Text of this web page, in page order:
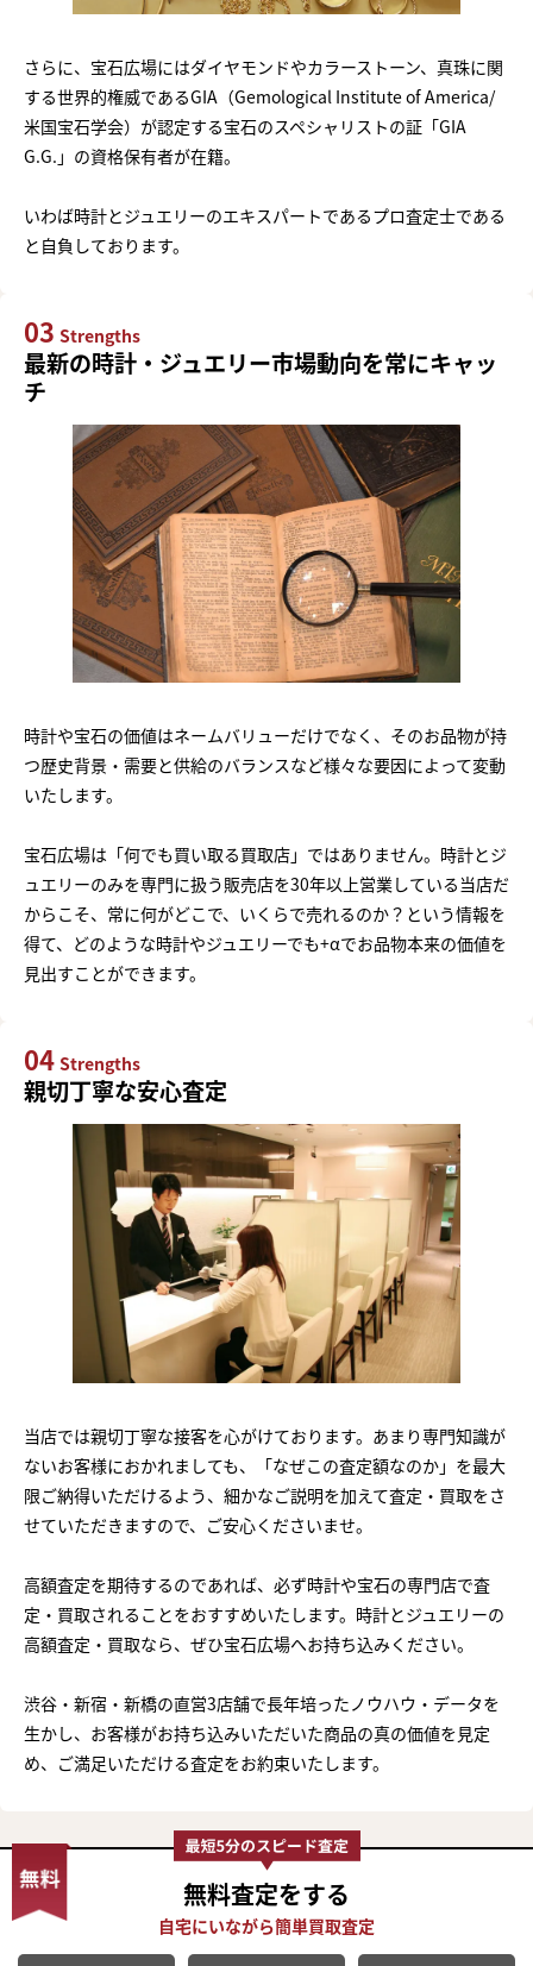
さらに、宝石広場にはダイヤモンドやカラーストーン、真珠に関
する世界的権威であるGIA（Gemological Institute of America/
米国宝石学会）が認定する宝石のスペシャリストの証「GIA
G.G.」の資格保有者が在籍。
いわば時計とジュエリーのエキスパートであるプロ査定士である
と自負しております。
03 Strengths
最新の時計・ジュエリー市場動向を常にキャッ
チ
時計や宝石の価値はネームバリューだけでなく、そのお品物が持
つ歴史背景・需要と供給のバランスなど様々な要因によって変動
いたします。
宝石広場は「何でも買い取る買取店」ではありません。時計とジ
ュエリーのみを専門に扱う販売店を30年以上営業している当店だ
からこそ、常に何がどこで、いくらで売れるのか？という情報を
得て、どのような時計やジュエリーでも+αでお品物本来の価値を
見出すことができます。
04 Strengths
親切丁寧な安心査定
当店では親切丁寧な接客を心がけております。あまり専門知識が
ないお客様におかれましても、「なぜこの査定額なのか」を最大
限ご納得いただけるよう、細かなご説明を加えて査定・買取をさ
せていただきますので、ご安心くださいませ。
高額査定を期待するのであれば、必ず時計や宝石の専門店で査
定・買取されることをおすすめいたします。時計とジュエリーの
高額査定・買取なら、ぜひ宝石広場へお持ち込みください。
渋谷・新宿・新橋の直営3店舗で長年培ったノウハウ・データを
生かし、お客様がお持ち込みいただいた商品の真の価値を見定
め、ご満足いただける査定をお約束いたします。
無料査定をする